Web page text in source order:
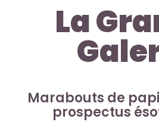
La
Marabouts de
prospectus